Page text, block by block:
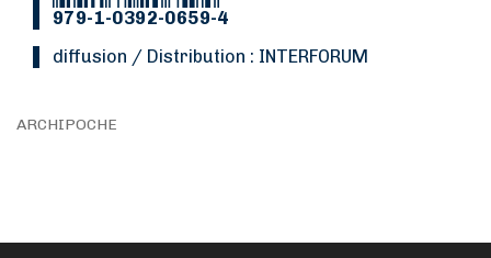
979-1-0392-0659-4
Diffusion / Distribution : INTERFORUM
ARCHIPOCHE